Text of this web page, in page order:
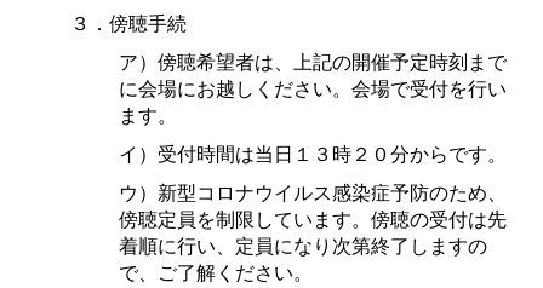
３．傍聴手続
ア）傍聴希望者は、上記の開催予定時刻まで
に会場にお越しください。会場で受付を行い
ます。
イ）受付時間は当日１３時２０分からです。
ウ）新型コロナウイルス感染症予防のため、
傍聴定員を制限しています。傍聴の受付は先
着順に行い、定員になり次第終了しますの
で、ご了解ください。